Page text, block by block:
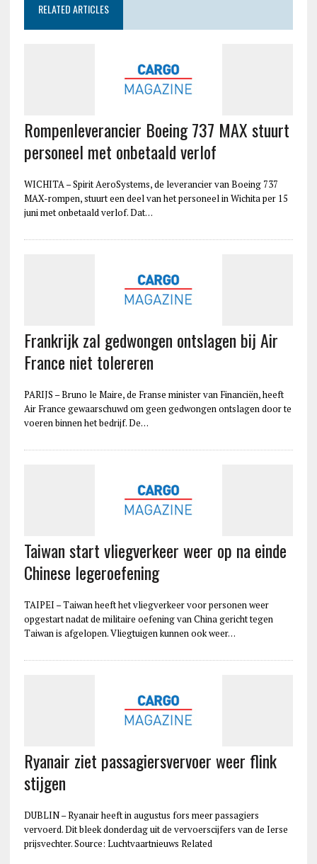
RELATED ARTICLES
Rompenleverancier Boeing 737 MAX stuurt
personeel met onbetaald verlof
WICHITA – Spirit AeroSystems, de leverancier van Boeing 737
MAX-rompen, stuurt een deel van het personeel in Wichita per 15
juni met onbetaald verlof. Dat…
Frankrijk zal gedwongen ontslagen bij Air
France niet tolereren
PARIJS – Bruno le Maire, de Franse minister van Financiën, heeft
Air France gewaarschuwd om geen gedwongen ontslagen door te
voeren binnen het bedrijf. De…
Taiwan start vliegverkeer weer op na einde
Chinese legeroefening
TAIPEI – Taiwan heeft het vliegverkeer voor personen weer
opgestart nadat de militaire oefening van China gericht tegen
Taiwan is afgelopen. Vliegtuigen kunnen ook weer…
Ryanair ziet passagiersvervoer weer flink
stijgen
DUBLIN – Ryanair heeft in augustus fors meer passagiers
vervoerd. Dit bleek donderdag uit de vervoerscijfers van de Ierse
prijsvechter. Source: Luchtvaartnieuws Related